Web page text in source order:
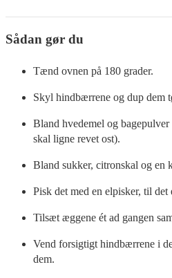
Sådan gør du
Tænd ovnen på 180 grader.
Skyl hindbærrene og dup dem
Bland hvedemel og
skal ligne revet ost).
Bland sukker, citronskal og en
Pisk det med en elpisker, til det
Tilsæt æggene ét ad gangen
Vend forsigtigt hindbærrene i
dem.